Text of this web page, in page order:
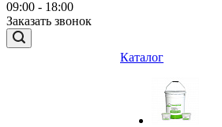
09:00 - 18:00
Заказать звонок
Каталог